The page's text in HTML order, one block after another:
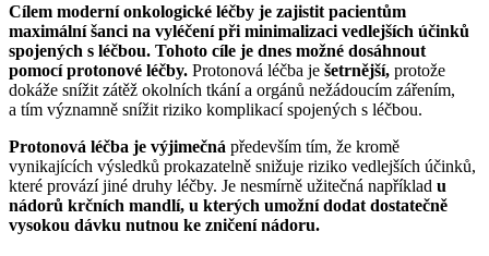
Cílem moderní onkologické léčby je zajistit pacientům
maximální šanci na vyléčení při minimalizaci vedlejších účinků
spojených s léčbou. Tohoto cíle je dnes možné dosáhnout
pomocí protonové léčby. Protonová léčba je šetrnější, protože
dokáže snížit zátěž okolních tkání a orgánů nežádoucím zářením,
a tím významně snížit riziko komplikací spojených s léčbou.
Protonová léčba je výjimečná především tím, že kromě
vynikajících výsledků prokazatelně snižuje riziko vedlejších účinků,
které provází jiné druhy léčby. Je nesmírně užitečná například u
nádorů krčních mandlí, u kterých umožní dodat dostatečně
vysokou dávku nutnou ke zničení nádoru.